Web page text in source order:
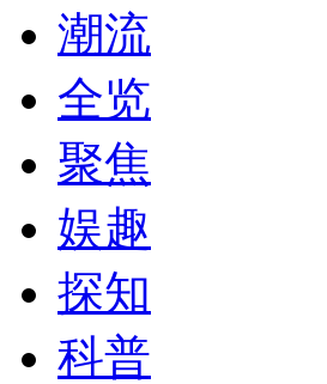
潮流
全览
聚焦
娱趣
探知
科普